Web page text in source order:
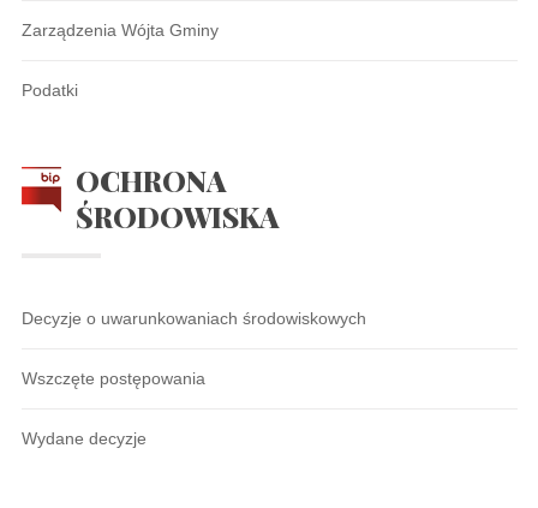
Zarządzenia Wójta Gminy
Podatki
OCHRONA
ŚRODOWISKA
Decyzje o uwarunkowaniach środowiskowych
Wszczęte postępowania
Wydane decyzje